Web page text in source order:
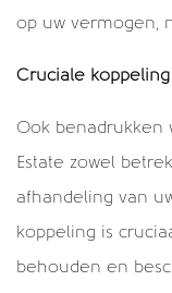
op uw vermogen,
Cruciale
Ook benadrukken
Estate zowel
afhandeling van
koppeling is
behouden en